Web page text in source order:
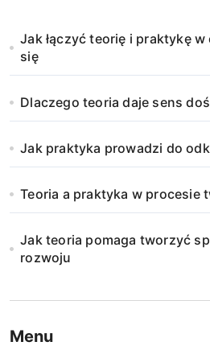
Jak łączyć teorię i praktykę
się
Dlaczego teoria daje sens
Jak praktyka prowadzi do
Teoria a praktyka w procesie
Jak teoria pomaga tworzyć
rozwoju
Menu